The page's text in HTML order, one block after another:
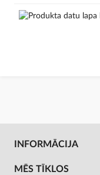
INFORMĀCIJA
MĒS TĪKLOS